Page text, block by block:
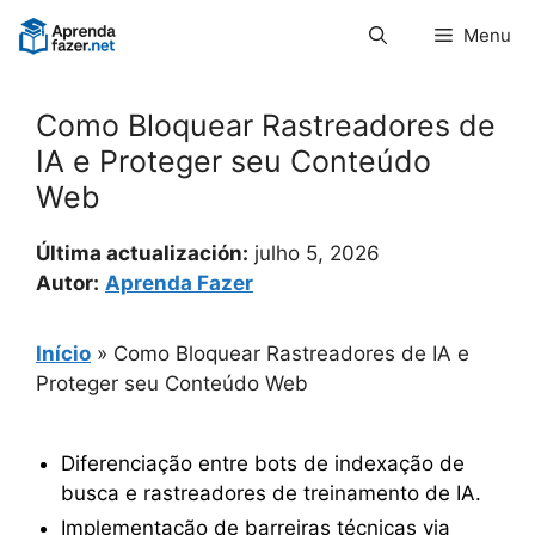
Pular
para
Menu
Como Bloquear Rastreadores de
IA e Proteger seu Conteúdo
Web
Última actualización: julho 5, 2026
Autor: Aprenda Fazer
Início » Como Bloquear Rastreadores de IA e
Proteger seu Conteúdo Web
Diferenciação entre bots de indexação de
busca e rastreadores de treinamento de IA.
Implementação de barreiras técnicas via